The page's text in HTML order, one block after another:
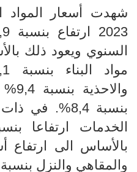
شهدت أسعار المواد
2023 ارتفاع بنسبة
9,
السنوي ويعود ذلك
بنسبة 8,4%.
بالأساس الى ارتفاع